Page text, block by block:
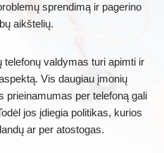
sprendimą ir pagerino
aikštelių.
valdymas turi apimti ir
Vis daugiau įmonių
prieinamumas per telefoną gali
jos įdiegia politikas, kurios
ar per atostogas.